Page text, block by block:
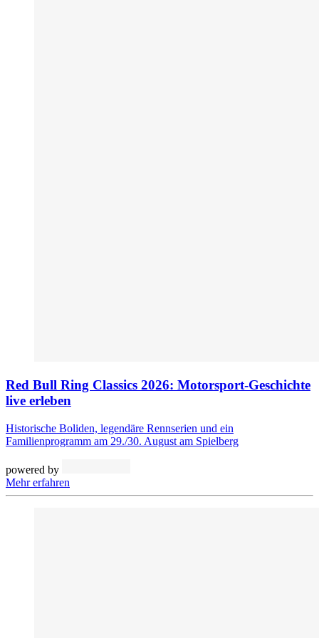
Red Bull Ring Classics 2026: Motorsport-Geschichte
live erleben
Historische Boliden, legendäre Rennserien und ein
Familienprogramm am 29./30. August am Spielberg
powered by
Mehr erfahren